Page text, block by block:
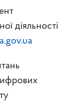
діяльності